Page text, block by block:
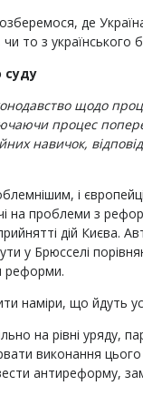
де
то з українського
суду
щодо
процес
навичок,
і
на проблеми з
дій Києва.
у Брюсселі
реформи.
наміри, що йдуть
на рівні уряду,
виконання
антиреформу,